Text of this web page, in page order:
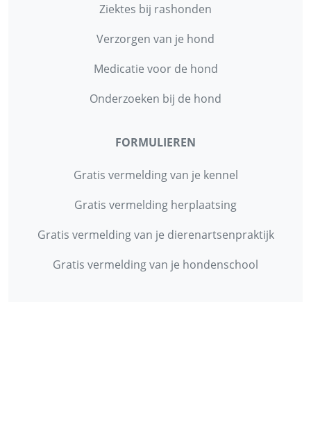
Ziektes bij rashonden
Verzorgen van je hond
Medicatie voor de hond
Onderzoeken bij de hond
FORMULIEREN
Gratis vermelding van je kennel
Gratis vermelding herplaatsing
Gratis vermelding van je dierenartsenpraktijk
Gratis vermelding van je hondenschool